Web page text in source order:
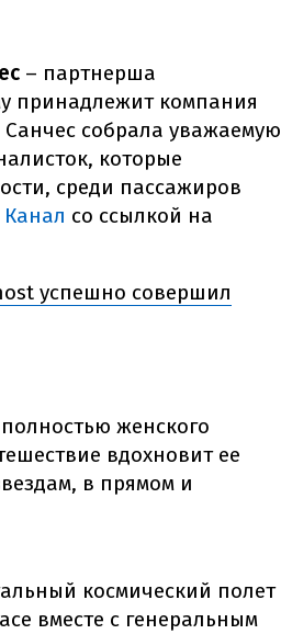
– партнерша
принадлежит компания
собрала уважаемую
которые
среди пассажиров
Канал со ссылкой на
успешно совершил
женского
вдохновит ее
в прямом и
космический полет
вместе с генеральным